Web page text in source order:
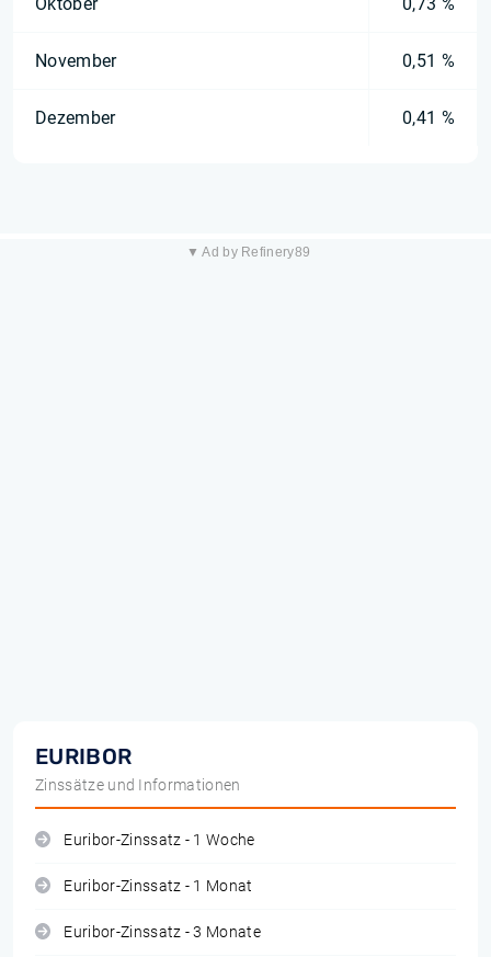
November 0,51 %
Dezember 0,41 %
▼ Ad by Refinery89
EURIBOR
Zinssätze und Informationen
Euribor-Zinssatz - 1 Woche
Euribor-Zinssatz - 1 Monat
Euribor-Zinssatz - 3 Monate